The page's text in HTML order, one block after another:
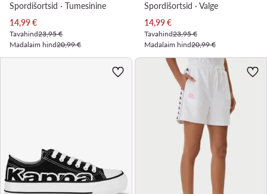
Spordišortsid · Tumesinine
Praegune hind
14,99€
Tavahind23,95 €
Madalaim hind20,99 €
Spordišortsid · Valge
Praegune hind
14,99€
Tavahind23,95 €
Madalaim hind20,99 €